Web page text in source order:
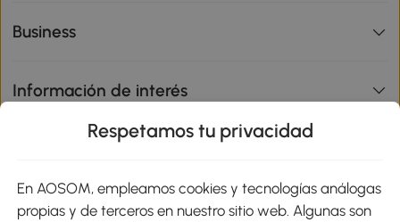
Business
Información de interés
Métodos de Pago
Respetamos tu privacidad
En AOSOM, empleamos cookies y tecnologías análogas
propias y de terceros en nuestro sitio web. Algunas son